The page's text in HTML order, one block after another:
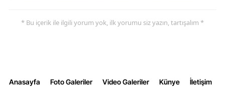
* Bu içerik ile ilgili yorum yok, ilk yorumu siz yazın, tartışalım *
Anasayfa Foto Galeriler Video Galeriler Künye İletişim